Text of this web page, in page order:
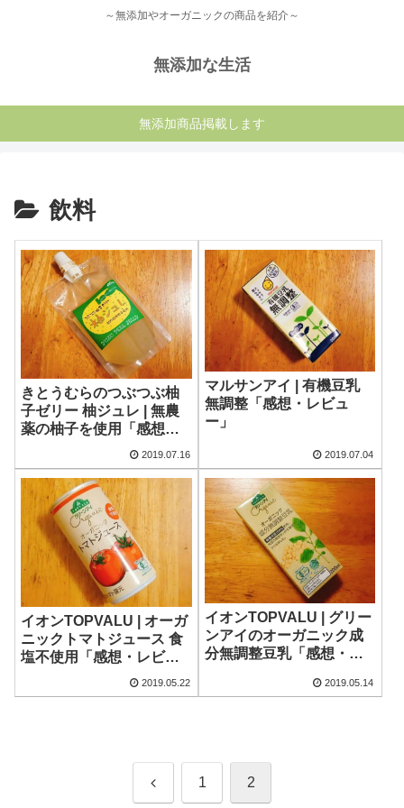
～無添加やオーガニックの商品を紹介～
無添加な生活
無添加商品掲載します
飲料
きとうむらのつぶつぶ柚
子ゼリー 柚ジュレ | 無農
薬の柚子を使用「感想・
2019.07.16
マルサンアイ | 有機豆乳
無調整「感想・レビュ
ー」
2019.07.04
イオンTOPVALU | オーガ
ニックトマトジュース 食
塩不使用「感想・レビュ
2019.05.22
イオンTOPVALU | グリー
ンアイのオーガニック成
分無調整豆乳「感想・レ
2019.05.14
前 1 2